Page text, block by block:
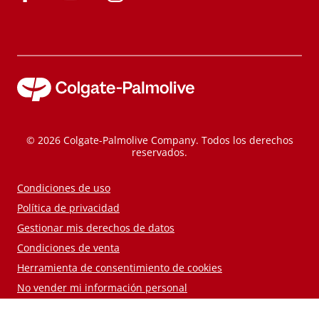
© 2026 Colgate-Palmolive Company. Todos los derechos
reservados.
Condiciones de uso
Política de privacidad
Gestionar mis derechos de datos
Condiciones de venta
Herramienta de consentimiento de cookies
No vender mi información personal